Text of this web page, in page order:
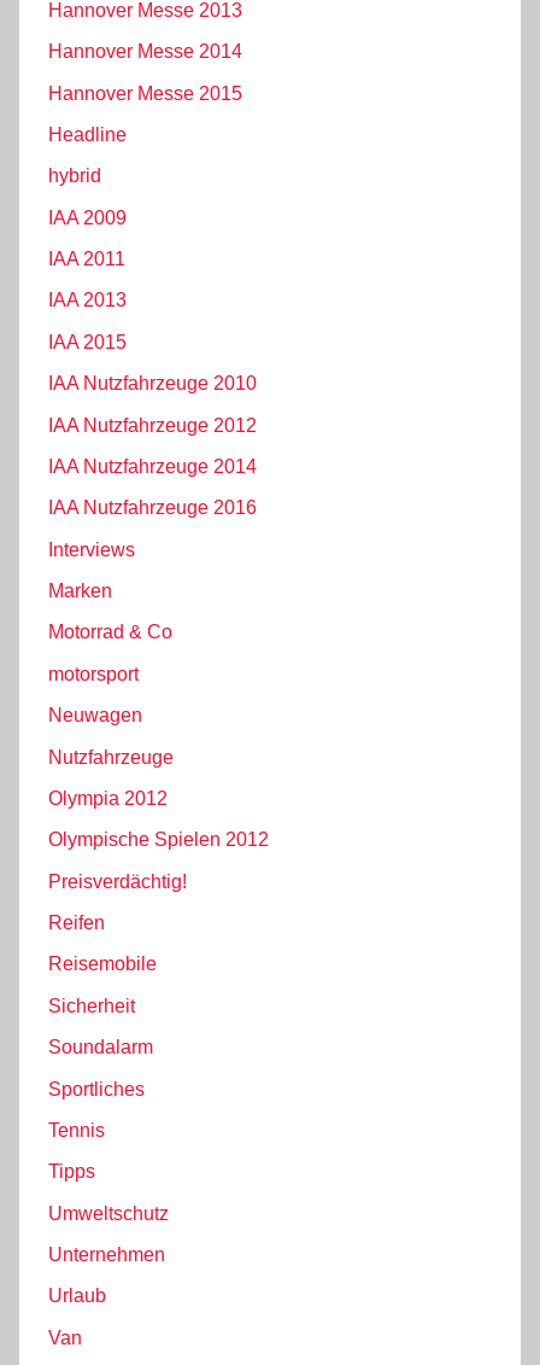
Hannover Messe 2013
Hannover Messe 2014
Hannover Messe 2015
Headline
hybrid
IAA 2009
IAA 2011
IAA 2013
IAA 2015
IAA Nutzfahrzeuge 2010
IAA Nutzfahrzeuge 2012
IAA Nutzfahrzeuge 2014
IAA Nutzfahrzeuge 2016
Interviews
Marken
Motorrad & Co
motorsport
Neuwagen
Nutzfahrzeuge
Olympia 2012
Olympische Spielen 2012
Preisverdächtig!
Reifen
Reisemobile
Sicherheit
Soundalarm
Sportliches
Tennis
Tipps
Umweltschutz
Unternehmen
Urlaub
Van